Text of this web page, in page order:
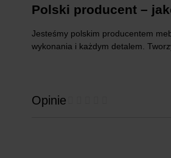
Polski producent –
Jesteśmy polskim producentem
wykonania i każdym detalem.
Opinie